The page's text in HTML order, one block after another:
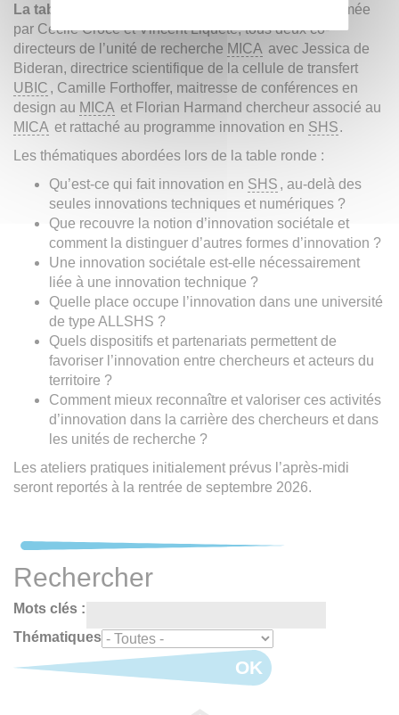
La table ronde, « innovation et transfert »
était animée
par Cécile Croce et Vincent Liquète, tous deux co-
directeurs de l’unité de recherche MICA avec Jessica de
Bideran, directrice scientifique de la cellule de transfert
UBIC , Camille Forthoffer, maitresse de conférences en
design au MICA et Florian Harmand chercheur associé au
MICA et rattaché au programme innovation en SHS.
Les thématiques abordées lors de la table ronde :
Qu’est-ce qui fait innovation en SHS , au-delà des
seules innovations techniques et numériques ?
Que recouvre la notion d’innovation sociétale et
comment la distinguer d’autres formes d’innovation ?
Une innovation sociétale est-elle nécessairement
liée à une innovation technique ?
Quelle place occupe l’innovation dans une université
de type ALLSHS ?
Quels dispositifs et partenariats permettent de
favoriser l’innovation entre chercheurs et acteurs du
territoire ?
Comment mieux reconnaître et valoriser ces activités
d’innovation dans la carrière des chercheurs et dans
les unités de recherche ?
Les ateliers pratiques initialement prévus l’après-midi
seront reportés à la rentrée de septembre 2026.
Rechercher
Mots clés :
Thématiques
OK